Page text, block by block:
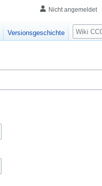
Nicht angemeldet
Versionsgeschichte